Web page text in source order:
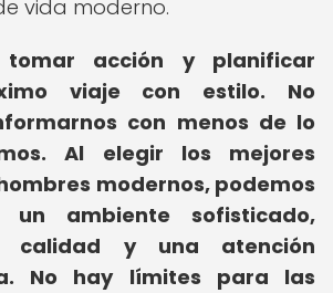
vida moderno.
acción y planificar
viaje con estilo. No
con menos de lo
Al elegir los mejores
modernos, podemos
ambiente sofisticado,
calidad y una atención
No hay límites para las